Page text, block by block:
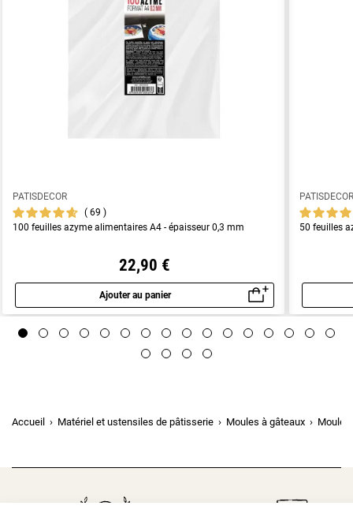
PATISDECOR
69
100 feuilles azyme alimentaires A4 - épaisseur 0,3 mm
22,90 €
Ajouter au panier
Aperçu rapide
50 feuilles
Accueil Matériel et ustensiles de pâtisserie Moules à gâteaux Moules